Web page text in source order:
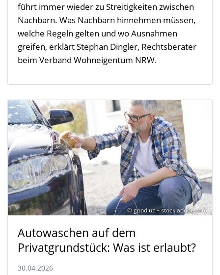
führt immer wieder zu Streitigkeiten zwischen
Nachbarn. Was Nachbarn hinnehmen müssen,
welche Regeln gelten und wo Ausnahmen
greifen, erklärt Stephan Dingler, Rechtsberater
beim Verband Wohneigentum NRW.
© goodluz – stock.adobe.com
Autowaschen auf dem
Privatgrundstück: Was ist erlaubt?
30.04.2026